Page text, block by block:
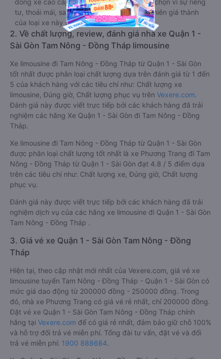
dòng xe cao cấp nhất, hành khách thường chọn vì sự riêng
tư, thoải mái, sang trọng và tiện nghi. Tất nhiên giá thành
của loại xe này sẽ cao hơn các loại khác.
2. Về chất lượng, review, đánh giá nhà xe Quận 1 -
Sài Gòn Tam Nông - Đồng Tháp limousine
Xe limousine đi Tam Nông - Đồng Tháp từ Quận 1 - Sài Gòn
tốt nhất được phân loại chất lượng dựa trên đánh giá từ 1 đến
5 của khách hàng với các tiêu chí như: Chất lượng xe
limousine, Đúng giờ, Chất lượng phục vụ trên Vexere.com.
Đánh giá này được viết trực tiếp bởi các khách hàng đã trải
nghiệm các hãng Xe Quận 1 - Sài Gòn đi Tam Nông - Đồng
Tháp.
Xe limousine đi Tam Nông - Đồng Tháp từ Quận 1 - Sài Gòn
được phân loại chất lượng tốt nhất là xe Phương Trang đi Tam
Nông - Đồng Tháp từ Quận 1 - Sài Gòn đạt 4.8 / 5 điểm dựa
trên các tiêu chí như: Chất lượng xe, Đúng giờ, Chất lượng
phục vụ.
Đánh giá này được viết trực tiếp bởi các khách hàng đã trải
nghiệm dịch vụ của các hãng xe limousine đi Quận 1 - Sài Gòn
Tam Nông - Đồng Tháp .
3. Giá vé xe Quận 1 - Sài Gòn Tam Nông - Đồng
Tháp
Hiện tại, theo cập nhật mới nhất của Vexere.com, giá vé xe
limousine tuyến Tam Nông - Đồng Tháp - Quận 1 - Sài Gòn có
mức giá dao động từ 200000 đồng - 250000 đồng. Trong
đó, nhà xe Phương Trang có giá vé rẻ nhất, chỉ 200000 đồng.
Đặt vé xe Quận 1 - Sài Gòn Tam Nông - Đồng Tháp chính
hãng tại Vexere.com để có giá rẻ nhất, đảm bảo giữ chỗ 100%
và hỗ trợ đổi trả vé miễn phí. Tổng đài tư vấn, đặt vé và đổi
trả vé miễn phí: 1900 888684.